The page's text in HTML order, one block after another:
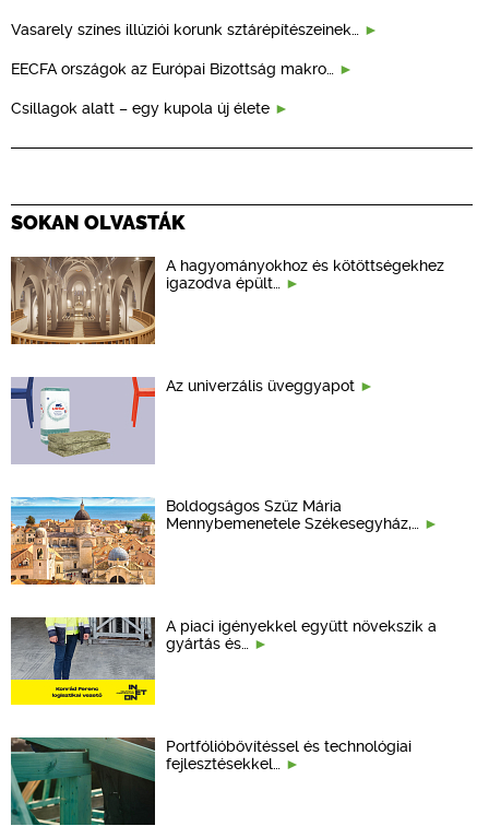
Vasarely színes illúziói korunk sztárépítészeinek…
EECFA országok az Európai Bizottság makro…
Csillagok alatt – egy kupola új élete
SOKAN OLVASTÁK
A hagyományokhoz és kötöttségekhez
igazodva épült…
Az univerzális üveggyapot
Boldogságos Szűz Mária
Mennybemenetele Székesegyház,…
A piaci igényekkel együtt növekszik a
gyártás és…
Portfólióbővítéssel és technológiai
fejlesztésekkel…